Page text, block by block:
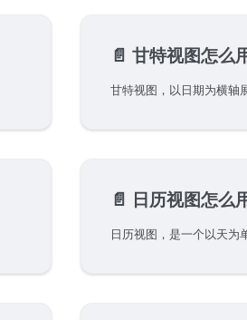
📄️ 甘特视图怎么
📄️ 日历视图怎么